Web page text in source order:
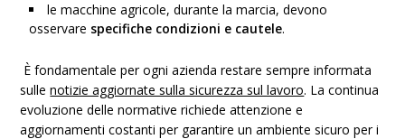
le macchine agricole,durante la marcia, devono
osservare specifiche condizioni e cautele.
È fondamentale per ogni azienda restare sempre informata
sullenotizie aggiornate sulla sicurezza sul lavoro. La continua
evoluzione delle normative richiede attenzione e
aggiornamenti costanti per garantire un ambiente sicuro per i